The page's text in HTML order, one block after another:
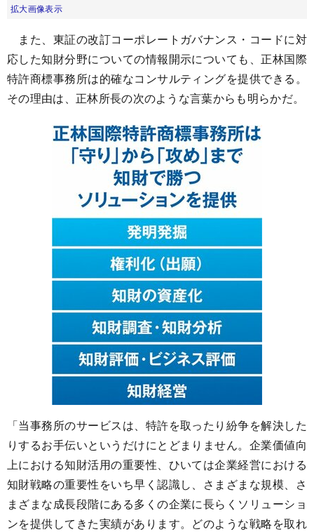
拡大画像表示
また、東証の改訂コーポレートガバナンス・コードに対
応した知財分野についての情報開示についても、正林国際
特許商標事務所は的確なコンサルティングを提供できる。
その理由は、正林所長の次のような言葉からも明らかだ。
「当事務所のサービスは、特許を取ったり紛争を解決した
りするお手伝いというだけにとどまりません。企業価値向
上における知財活用の重要性、ひいては企業経営における
知財戦略の重要性をいち早く認識し、さまざまな規模、さ
まざまな成長段階にある多くの企業に長らくソリューショ
ンを提供してきた実績があります。どのような戦略を取れ